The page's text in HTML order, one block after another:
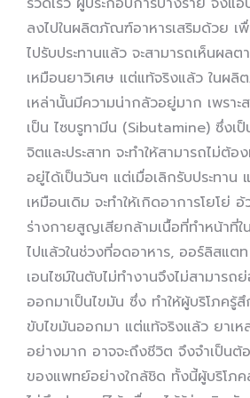
ลงไปในผลิตภัณฑ์อาหารเสริมด้วย เ
ไปรับประทานแล้ว จะสามารถเห็นผล
เหมือนยาวิเศษ แต่แท้จริงแล้ว ในผลิ
เหล่านั้นมีความน่ากลัวอยู่มาก เพราะส
เป็น ไซบรูทามีน (Sibutamine) ซึ่ง
จิตและประสาท จะทำให้สามารถไม่ต้
อยู่ได้เป็นวันๆ แต่เมื่อเลิกรับประทาน
เหมือนเดิม จะทำให้เกิดอาการโยโย่
ร่างกายสูญเสียกล้ามเนื้อที่ทำหน้าที่ใ
ไปแล้วในช่วงที่อดอาหาร, ออร์ลิสแต
เอนไซม์ในตับไม่ทำงานจึงไม่สามาร
ออกมาเป็นไขมัน ซึ่ง ทำให้ผู้บริโภครู้
ขับไขมันออกมา แต่แท้จริงแล้ว ยาเ
อย่างมาก อาจจะถึงชีวิต จึงจำเป็น
ของแพทย์อย่างใกล้ชิด ทั้งนี้ผู้บริโภค